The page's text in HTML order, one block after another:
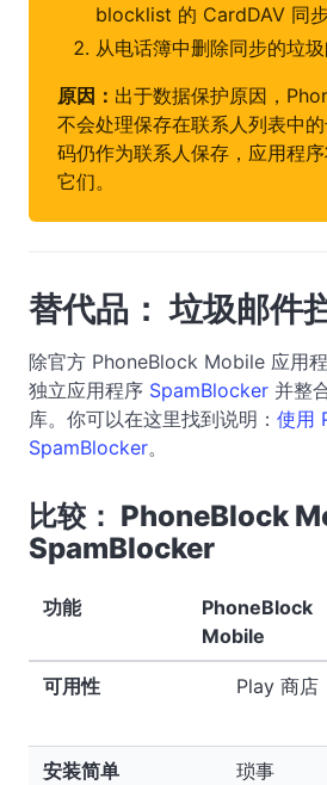
blocklist 的 CardDAV 同
从电话簿中删除同步的垃
原因： 出于数据保护原因，
不会处理保存在联系人列表中
码仍作为联系人保存，应用程
它们。
替代品： 垃圾邮件
除官方 PhoneBlock Mobile 应用
独立应用程序 SpamBlocker 并整
库。你可以在这里找到说明： 使用
SpamBlocker。
比较： PhoneBlock
SpamBlocker
功能
PhoneBlock
Mobile
可用性 Play 商店
安装简单 琐事